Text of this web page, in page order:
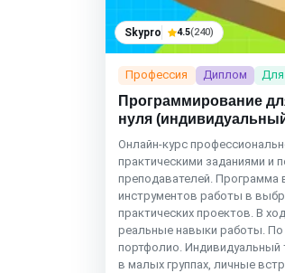
Skypro 4.5(240)
Профессия Диплом Для
Программирование
нуля
Онлайн‑курс
практическими заданиями и
преподавателей. Программа
инструментов работы в
практических проектов. В
реальные навыки работы. По
портфолио. Индивидуальный
в малых группах, личные